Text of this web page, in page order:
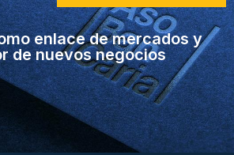
enlace de mercados y
de nuevos negocios